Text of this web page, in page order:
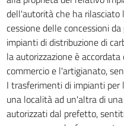
dell'autorità che ha rilasciato
cessione delle concessioni
impianti di distribuzione di
la autorizzazione è
commercio e l'artigianato,
I trasferimenti di impianti per
una località ad un'altra di
autorizzati dal prefetto,